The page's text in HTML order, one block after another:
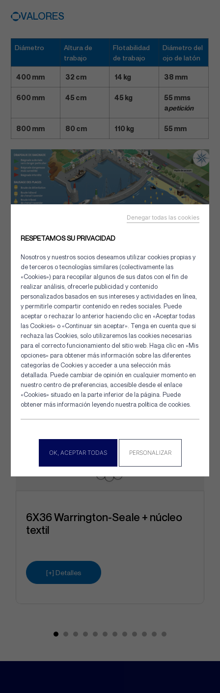
Panel de gestión de cookies
RESPETAMOS SU PRIVACIDAD
Nosotros y nuestros socios deseamos utilizar cookies propias y
de terceros o tecnologías similares (colectivamente las
«Cookies») para recopilar algunos de sus datos con el fin de
realizar análisis, ofrecerle publicidad y contenido
personalizados basados en sus intereses y actividades en línea,
y permitirle compartir contenido en redes sociales. Puede
aceptar o rechazar lo anterior haciendo clic en «Aceptar todas
las Cookies» o «Continuar sin aceptar». Tenga en cuenta que si
rechaza las Cookies, solo utilizaremos las cookies necesarias
para el correcto funcionamiento del sitio web. Haga clic en «Mis
opciones» para obtener más información sobre las diferentes
categorías de Cookies y acceder a una selección más
detallada. Puede cambiar de opinión en cualquier momento en
nuestro centro de preferencias, accesible desde el enlace
«Cookies» situado en la parte inferior de la página. Puede
obtener más información leyendo nuestra política de cookies.
OK, ACEPTAR TODAS
Denegar todas las cookies
PERSONALIZAR
VALORES
Diámetro
Altura de
trabajo
Flotabilidad
de trabajo
Diámetro del
ojo de latón
400 mm 32 cm 14 kg 38 mm
600 mm 45 cm 45 kg
55 mms
apetición
800 mm 80 cm 110 kg 55 mm
Otras soluciones de la misma
categoría
6X36 Warrington-Seale + núcleo
textil
[+] Detalles